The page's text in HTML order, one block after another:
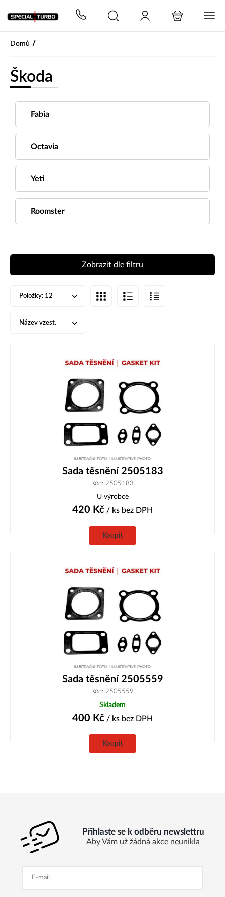
Domů /
Škoda
Fabia
Octavia
Yeti
Roomster
Zobrazit dle filtru
Položky: 12
Název vzest.
Sada těsnění 2505183
Kód: 2505183
U výrobce
420 Kč / ks bez DPH
Koupit
Sada těsnění 2505559
Kód: 2505559
Skladem
400 Kč / ks bez DPH
Koupit
Přihlaste se k odběru newslettru
Aby Vám už žádná akce neunikla